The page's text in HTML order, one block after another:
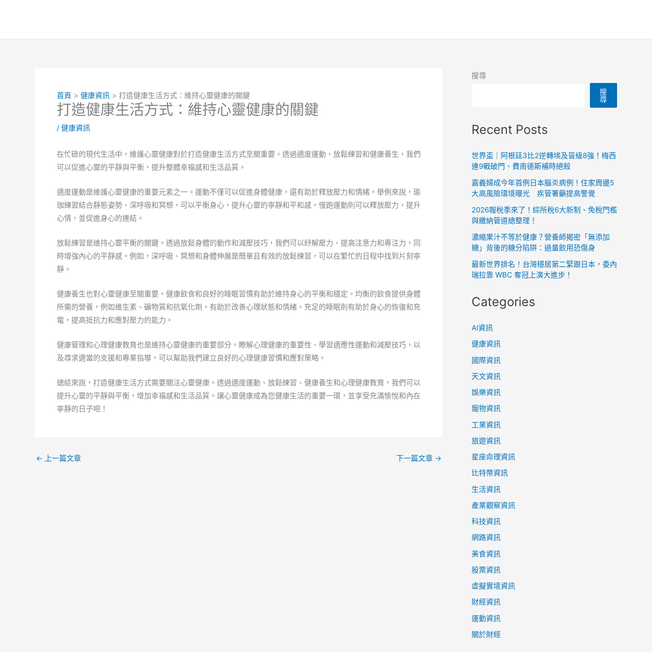
首頁 健康資訊 打造健康生活方式：維持心靈健康的關鍵
打造健康生活方式：維持心靈健康的關鍵
/ 健康資訊
在忙碌的現代生活中，維護心靈健康對於打造健康生活方式至關重要。透過適度運動、放鬆練習和健康養生，我們
可以促進心靈的平靜與平衡，提升整體幸福感和生活品質。
適度運動是維護心靈健康的重要元素之一。運動不僅可以促進身體健康，還有助於釋放壓力和情緒。舉例來說，瑜
珈練習結合靜態姿勢、深呼吸和冥想，可以平衡身心，提升心靈的寧靜和平和感。慢跑運動則可以釋放壓力，提升
心情，並促進身心的連結。
放鬆練習是維持心靈平衡的關鍵。透過放鬆身體的動作和減壓技巧，我們可以紓解壓力、提高注意力和專注力，同
時增強內心的平靜感。例如，深呼吸、冥想和身體伸展是簡單且有效的放鬆練習，可以在繁忙的日程中找到片刻寧
靜。
健康養生也對心靈健康至關重要。健康飲食和良好的睡眠習慣有助於維持身心的平衡和穩定。均衡的飲食提供身體
所需的營養，例如維生素、礦物質和抗氧化劑，有助於改善心理狀態和情緒。充足的睡眠則有助於身心的恢復和充
電，提高抵抗力和應對壓力的能力。
健康管理和心理健康教育也是維持心靈健康的重要部分。瞭解心理健康的重要性、學習適應性運動和減壓技巧，以
及尋求適當的支援和專業指導，可以幫助我們建立良好的心理健康習慣和應對策略。
總結來說，打造健康生活方式需要關注心靈健康。透過適度運動、放鬆練習、健康養生和心理健康教育，我們可以
提升心靈的平靜與平衡，增加幸福感和生活品質。讓心靈健康成為您健康生活的重要一環，並享受充滿愉悅和內在
寧靜的日子吧！
← 上一篇文章 下一篇文章 →
搜尋
搜
尋
Recent Posts
世界盃｜阿根廷3比2逆轉埃及晉級8強！梅西
連9戰破門、費南德斯補時絕殺
嘉義婦成今年首例日本腦炎病例！住家周邊5
大高風險環境曝光 疾管署籲提高警覺
2026報稅季來了！綜所稅6大新制、免稅門檻
與繳納管道總整理！
濃縮果汁不等於健康？營養師揭密「無添加
糖」背後的糖分陷阱：過量飲用恐傷身
最新世界排名！台灣穩居第二緊跟日本，委內
瑞拉靠 WBC 奪冠上演大進步！
Categories
AI資訊
健康資訊
國際資訊
天文資訊
娛樂資訊
寵物資訊
工業資訊
旅遊資訊
星座命理資訊
比特幣資訊
生活資訊
產業觀察資訊
科技資訊
網路資訊
美食資訊
股票資訊
虛擬實境資訊
財經資訊
運動資訊
關於財經